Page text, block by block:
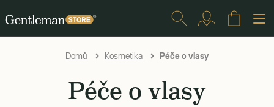
Domů Kosmetika Péče o vlasy
Péče o vlasy